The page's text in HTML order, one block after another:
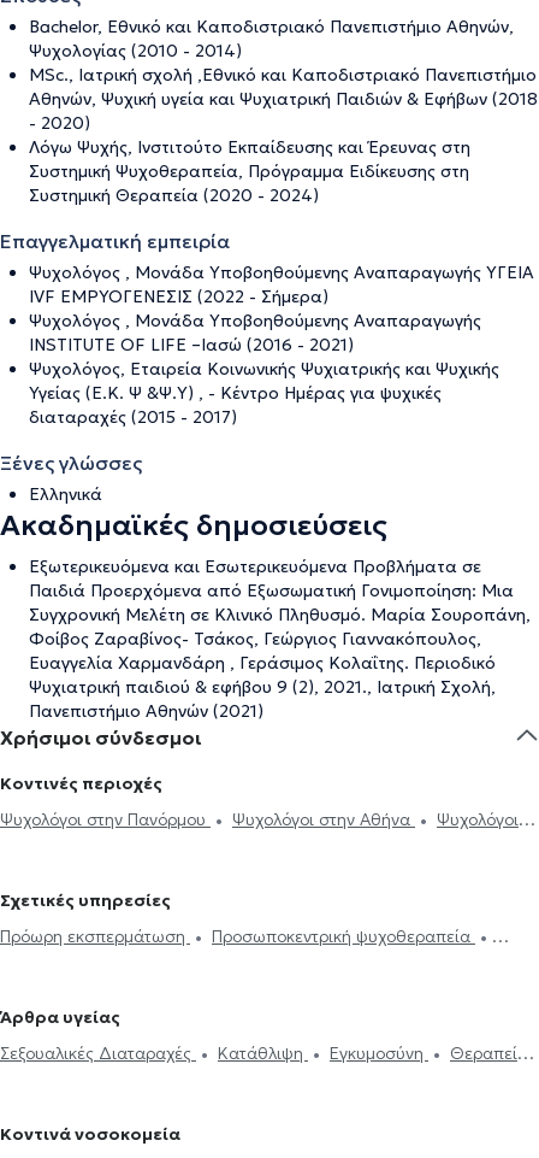
Bachelor, Εθνικό και Καποδιστριακό Πανεπιστήμιο Αθηνών,
Ψυχολογίας (2010 - 2014)
MSc., Ιατρική σχολή ,Εθνικό και Καποδιστριακό Πανεπιστήμιο
Αθηνών, Ψυχική υγεία και Ψυχιατρική Παιδιών & Εφήβων (2018
- 2020)
Λόγω Ψυχής, Ινστιτούτο Εκπαίδευσης και Έρευνας στη
Συστημική Ψυχοθεραπεία, Πρόγραμμα Ειδίκευσης στη
Συστημική Θεραπεία (2020 - 2024)
Επαγγελματική εμπειρία
Ψυχολόγος , Μονάδα Υποβοηθούμενης Αναπαραγωγής ΥΓΕΙΑ
IVF ΕΜΡΥΟΓΕΝΕΣΙΣ (2022 - Σήμερα)
Ψυχολόγος , Μονάδα Υποβοηθούμενης Αναπαραγωγής
INSTITUTE OF LIFE –Ιασώ (2016 - 2021)
Ψυχολόγος, Εταιρεία Κοινωνικής Ψυχιατρικής και Ψυχικής
Υγείας (E.K. Ψ &Ψ.Υ) , - Κέντρο Ημέρας για ψυχικές
διαταραχές (2015 - 2017)
Ξένες γλώσσες
Ελληνικά
Ακαδημαϊκές δημοσιεύσεις
Εξωτερικευόμενα και Εσωτερικευόμενα Προβλήματα σε
Παιδιά Προερχόμενα από Εξωσωματική Γονιμοποίηση: Μια
Συγχρονική Μελέτη σε Κλινικό Πληθυσμό. Μαρία Σουροπάνη,
Φοίβος Ζαραβίνος- Τσάκος, Γεώργιος Γιαννακόπουλος,
Ευαγγελία Χαρμανδάρη , Γεράσιμος Κολαΐτης. Περιοδικό
Ψυχιατρική παιδιού & εφήβου 9 (2), 2021., Ιατρική Σχολή,
Πανεπιστήμιο Αθηνών (2021)
Χρήσιμοι σύνδεσμοι
Κοντινές περιοχές
Ψυχολόγοι στην Πανόρμου
Ψυχολόγοι στην Αθήνα
Ψυχολόγοι
στα Ιλίσια
Ψυχολόγοι στην Πλατεία Μαβίλη
Ψυχικό
Ψυχολόγοι στον Ερυθρό Σταυρό
Ψυχολόγοι στου Γκύζη
Ψυχολόγοι στο Κολωνάκι
Ψυχολόγοι στην Κυψέλη
Ψυχολόγοι στο Πεδίον του Άρεως
Σχετικές υπηρεσίες
Πρόωρη εκσπερμάτωση
Προσωποκεντρική ψυχοθεραπεία
και παιδιών
Ομαδική ψυχοθεραπεία
ενδυνάμωση
Συμβουλευτική φροντιστών ατόμων με άνοια
Life
Ψυχογενής Βουλιμία - Ψυχογενής Ανορεξία
Άρθρα υγείας
Σεξουαλικές Διαταραχές
Κατάθλιψη Εγκυμοσύνη
Θεραπεία
διαδίκτυο
ΔΕΠΥ Κρίση πανικού
Κοντινά νοσοκομεία